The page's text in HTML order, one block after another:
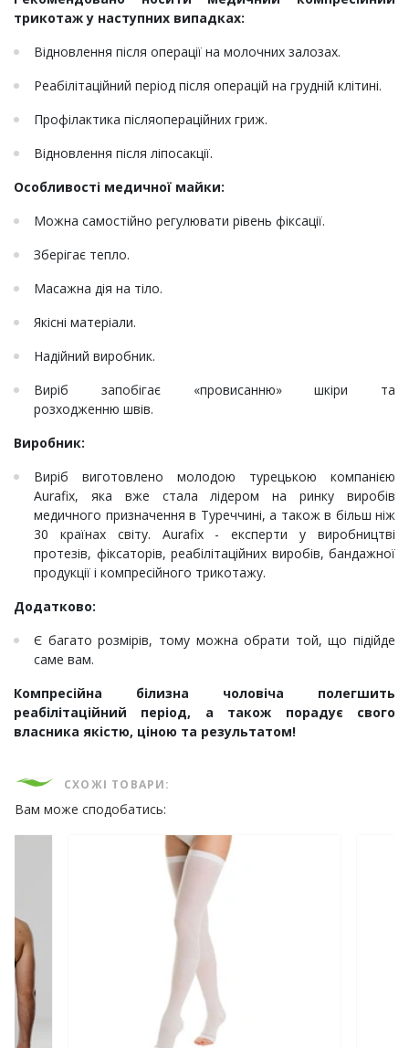
трикотаж у наступних випадках:
Відновлення після операції на молочних залозах.
Реабілітаційний період після операцій на грудній клітині.
Профілактика післяопераційних гриж.
Відновлення після ліпосакції.
Особливості медичної майки:
Можна самостійно регулювати рівень фіксації.
Зберігає тепло.
Масажна дія на тіло.
Якісні матеріали.
Надійний виробник.
Виріб запобігає «провисанню» шкіри та
розходженню швів.
Виробник:
Виріб виготовлено молодою турецькою компанією
Aurafix, яка вже стала лідером на ринку виробів
медичного призначення в Туреччині, а також в більш ніж
30 країнах світу. Aurafix - експерти у виробництві
протезів, фіксаторів, реабілітаційних виробів, бандажної
продукції і компресійного трикотажу.
Додатково:
Є багато розмірів, тому можна обрати той, що підійде
саме вам.
Компресійна білизна чоловіча полегшить
реабілітаційний період, а також порадує свого
власника якістю, ціною та результатом!
СХОЖІ ТОВАРИ:
Вам може сподобатись: